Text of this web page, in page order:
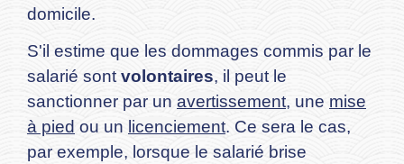
domicile.
S'il estime que les dommages commis par le
salarié sontvolontaires, il peut le
sanctionner par un avertissement, une mise
à pied ou un licenciement. Ce sera le cas,
par exemple, lorsque le salarié brise